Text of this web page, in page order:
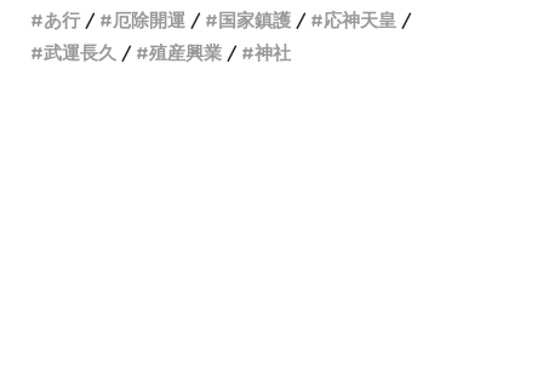
あ行
厄除開運 国家鎮護
応神天皇
武運長久
殖産興業 神社